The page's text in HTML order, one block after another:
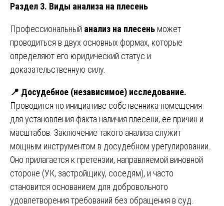
Раздел 3. Виды анализа на плесень
Профессиональный анализ на плесень может
проводиться в двух основных формах, которые
определяют его юридический статус и
доказательственную силу.
📍 Досудебное (независимое) исследование.
Проводится по инициативе собственника помещения
для установления факта наличия плесени, её причин и
масштабов. Заключение такого анализа служит
мощным инструментом в досудебном урегулировании.
Оно прилагается к претензии, направляемой виновной
стороне (УК, застройщику, соседям), и часто
становится основанием для добровольного
удовлетворения требований без обращения в суд.